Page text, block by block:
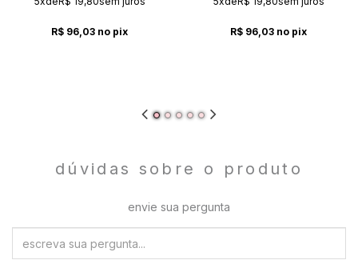
R$ 96,03 no pix R$ 96,03 no pix
dúvidas sobre o produto
envie sua pergunta